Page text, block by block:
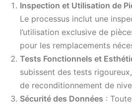
Inspection et Utilisation de
Le processus inclut une
l’utilisation exclusive de
pour les remplacements
Tests Fonctionnels et
subissent des tests
de reconditionnement de
Sécurité des Données :